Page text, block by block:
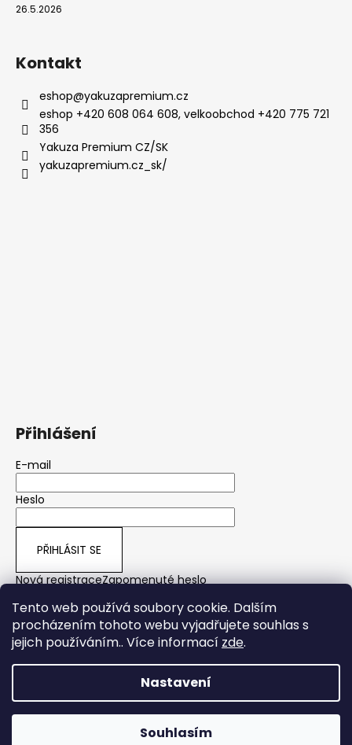
Tento web používá soubory cookie. Dalším
procházením tohoto webu vyjadřujete souhlas s
jejich používáním.. Více informací zde.
Nastavení
Souhlasím
26.5.2026
Kontakt
eshop@yakuzapremium.cz
eshop +420 608 064 608, velkoobchod +420 775 721
356
Yakuza Premium CZ/SK
yakuzapremium.cz_sk/
Přihlášení
E-mail
Heslo
PŘIHLÁSIT SE
Nová registraceZapomenuté heslo
yps
Copyright 2026Yakuza Premium CZ/SK. Všechna práva
vyhrazena.